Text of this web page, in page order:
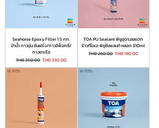
Seahorse Epoxy Filler 1.5 กก.
ม้าน้ำ กาวขุ่น ชันฝรั่ง/กาวอีพ็อกซี่/
กาวยาเรือ
Regular Price
THB 350.00 Sale Price
THB 330.00
TOA PU Sealant พียูอุดรอยแตก
ร้าวทีโอเอ พียูซีลแลนท์ หลอด 310ml
Regular Price
THB 260.00 Sale Price
THB 190.00